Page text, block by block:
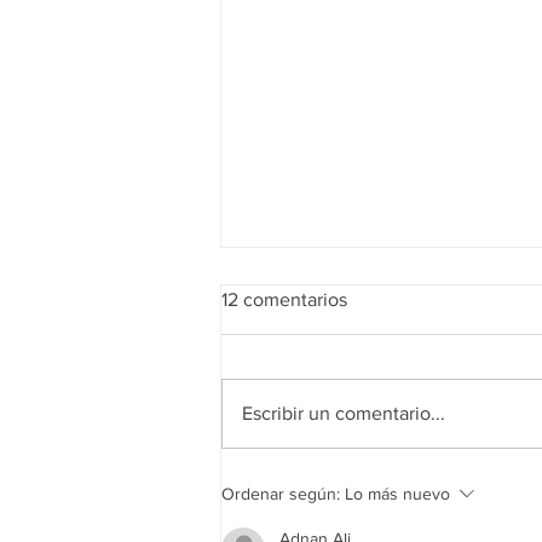
La seguridad en la
manufactura durante la
pandemia
12 comentarios
Escribir un comentario...
Ordenar según: Lo más nuevo